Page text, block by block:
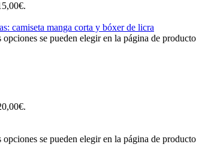
se pueden elegir en la página de producto
se pueden elegir en la página de producto